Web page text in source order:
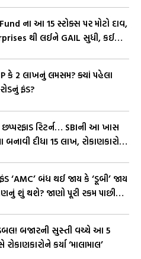
ના આ 15 સ્ટોક્સ પર મોટો દાવ,
થી લઈને GAIL સુધી, કઈ
કે ₹2 લાખનું લમસમ? ક્યાં પહેલા
ફંડ?
રિટર્ન… SBIની આ ખાસ
બનાવી દીધા 15 લાખ, રોકાણકારો
‘AMC’ બંધ થઈ જાય કે ‘ડૂબી’ જાય
શું થશે? જાણો પૂરી રકમ પાછી
ડબલ! બજારની સુસ્તી વચ્ચે આ 5
કર્યા ‘માલામાલ’